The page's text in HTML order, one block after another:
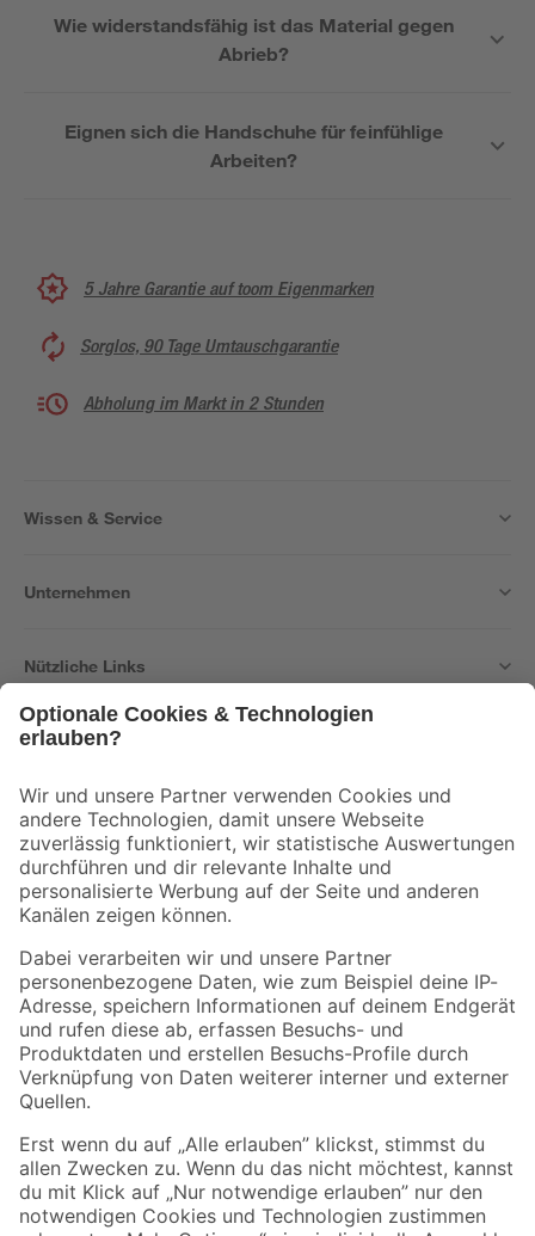
Wie widerstandsfähig ist das Material gegen
Abrieb?
Eignen sich die Handschuhe für feinfühlige
Arbeiten?
5 Jahre Garantie auf toom Eigenmarken
Sorglos, 90 Tage Umtauschgarantie
Abholung im Markt in 2 Stunden
Wissen & Service
Unternehmen
Nützliche Links
Der toom Newsletter: Keine Angebote und Aktionen mehr verpassen!
Zur Newsletter Anmeldung
Folge uns
Zahlungsarten Versandarten
Sicher einkaufen
Jetzt die toom-App herunterladen